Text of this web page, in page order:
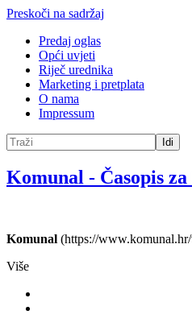
Preskoči na sadržaj
Predaj oglas
Opći uvjeti
Riječ urednika
Marketing i pretplata
O nama
Impressum
Idi
Komunal - Časopis
Komunal (https://
Više